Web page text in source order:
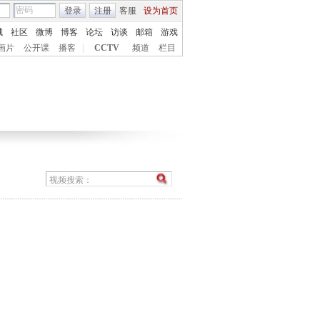
客服 设为首页
登录 注册
社区 微博 博客 论坛 访谈 邮箱
游戏
片
公开课 播客 CCTV 频道 栏目